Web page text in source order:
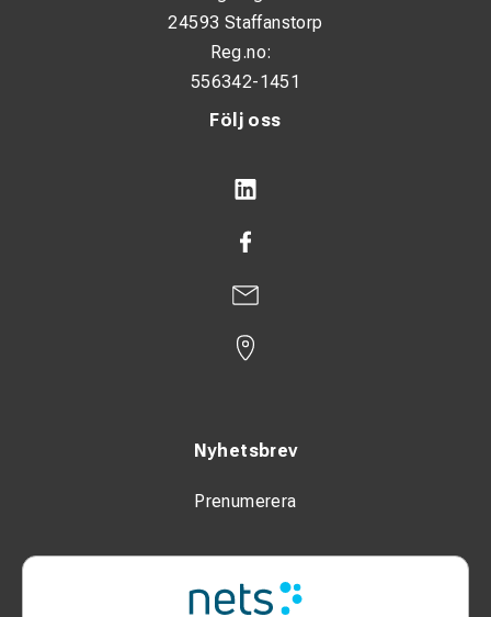
Följ oss
Nyhetsbrev
Prenumerera
24593 Staffanstorp
Reg.no:
556342-1451